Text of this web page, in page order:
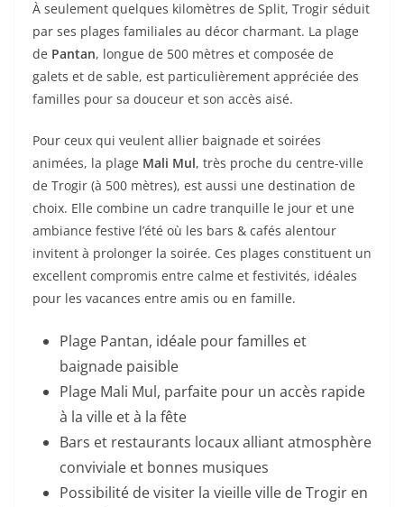
À seulement quelques kilomètres de Split, Trogir séduit
par ses plages familiales au décor charmant. La plage
de Pantan, longue de 500 mètres et composée de
galets et de sable, est particulièrement appréciée des
familles pour sa douceur et son accès aisé.
Pour ceux qui veulent allier baignade et soirées
animées, la plage Mali Mul, très proche du centre-ville
de Trogir (à 500 mètres), est aussi une destination de
choix. Elle combine un cadre tranquille le jour et une
ambiance festive l’été où les bars & cafés alentour
invitent à prolonger la soirée. Ces plages constituent un
excellent compromis entre calme et festivités, idéales
pour les vacances entre amis ou en famille.
Plage Pantan, idéale pour familles et
baignade paisible
Plage Mali Mul, parfaite pour un accès rapide
à la ville et à la fête
Bars et restaurants locaux alliant atmosphère
conviviale et bonnes musiques
Possibilité de visiter la vieille ville de Trogir en